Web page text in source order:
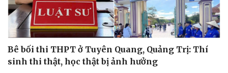
Bê bối thi THPT ở Tuyên Quang, Quảng Trị: Thí
sinh thi thật, học thật bị ảnh hưởng